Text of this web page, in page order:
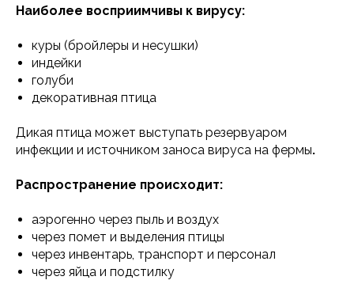
Наиболее восприимчивы к вирусу:
куры (бройлеры и несушки)
индейки
голуби
декоративная птица
Дикая птица может выступать резервуаром
инфекции и источником заноса вируса на фермы.
Распространение происходит:
аэрогенно через пыль и воздух
через помет и выделения птицы
через инвентарь, транспорт и персонал
через яйца и подстилку